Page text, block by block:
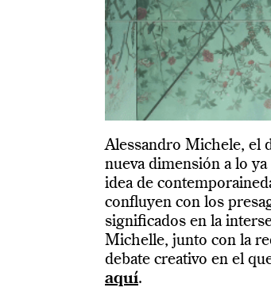
Alessandro Michele, el
nueva dimensión a lo
idea de
confluyen con los
significados en la
Michelle, junto con la
debate creativo en el
aquí.